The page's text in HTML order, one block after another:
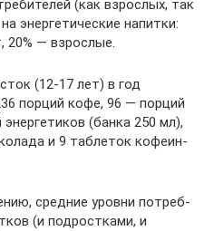
(как взрослых, так
энергетические напитки:
20% — взрослые.
(12-17 лет) в год
порций кофе, 96 — порций
(банка 250 мл),
и 9 таблеток кофеин-
средние уровни потреб­
(и подростками, и